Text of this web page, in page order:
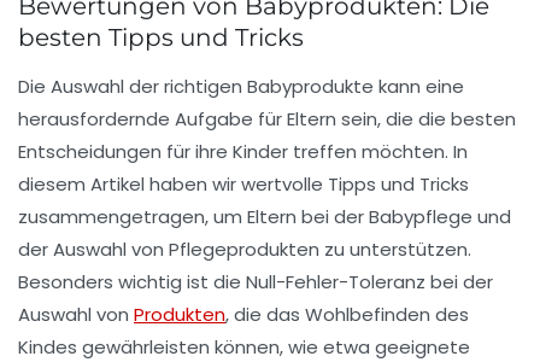
Bewertungen von Babyprodukten: Die
besten Tipps und Tricks
Die Auswahl der richtigen Babyprodukte kann eine
herausfordernde Aufgabe für Eltern sein, die die besten
Entscheidungen für ihre Kinder treffen möchten. In
diesem Artikel haben wir wertvolle Tipps und Tricks
zusammengetragen, um Eltern bei derBabypflege und
der Auswahl von Pflegeprodukten zu unterstützen.
Besonders wichtig ist die Null-Fehler-Toleranz bei der
Auswahl von Produkten, die das Wohlbefinden des
Kindes gewährleisten können, wie etwa geeignete